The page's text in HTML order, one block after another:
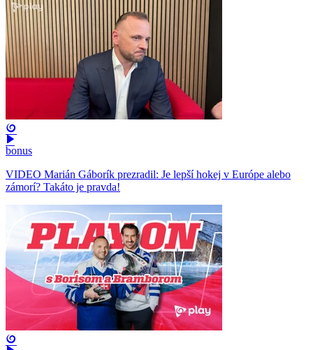
bonus
VIDEO Marián Gáborík prezradil: Je lepší hokej v Európe alebo
zámorí? Takáto je pravda!